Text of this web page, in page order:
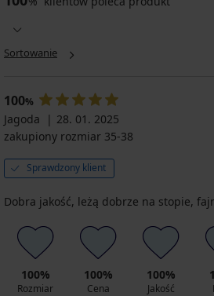
Sortowanie
100%
Jagoda
28. 01. 2025
zakupiony rozmiar 35-38
Sprawdzony klient
Dobra jakość, leżą dobrze na stopie,
100%
Rozmiar
100%
Cena
100%
Jakość